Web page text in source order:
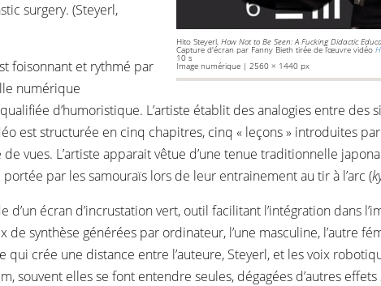
Hito Steyerl, How Not to Be Seen: A Fucking Didactic
Capture d'écran par Fanny Bieth tirée de l’œuvre vidéo
10 s
Image numérique | 2560 × 1440 px
surgery. (Steyerl,
foisonnant et rythmé par
numérique
d’humoristique. L’artiste établit des analogies entre des
est structurée en cinq chapitres, cinq « leçons » introduites
vues. L’artiste apparait vêtue d’une tenue traditionnelle
par les samouraïs lors de leur entrainement au tir à l’arc (
écran d’incrustation vert, outil facilitant l’intégration dans
synthèse générées par ordinateur, l’une masculine, l’autre
crée une distance entre l’auteure, Steyerl, et les voix
souvent elles se font entendre seules, dégagées d’autres